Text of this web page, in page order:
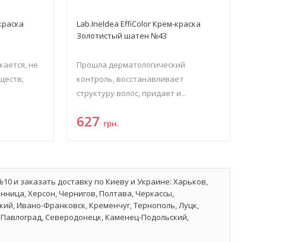
не
Lab.Ineldea EffiColor Крем-краска
Золотистый шатен №43
Прошла дерматологический
контроль, восстанавливает
структуру волос, придает и...
627 грн.
и заказать доставку по Киеву и Украине: Харьков,
Херсон, Чернигов, Полтава, Черкассы,
Ивано-Франковск, Кременчуг, Тернополь, Луцк,
Северодонецк, Каменец-Подольский,